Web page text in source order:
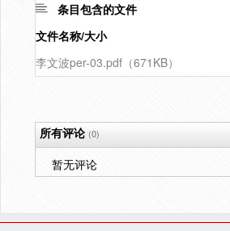
条目包含的文件
文件名称/大小
李文波per-03.pdf（671KB）
所有评论(0)
暂无评论